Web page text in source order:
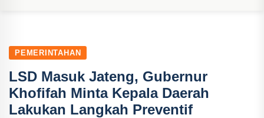
PEMERINTAHAN
LSD Masuk Jateng, Gubernur
Khofifah Minta Kepala Daerah
Lakukan Langkah Preventif